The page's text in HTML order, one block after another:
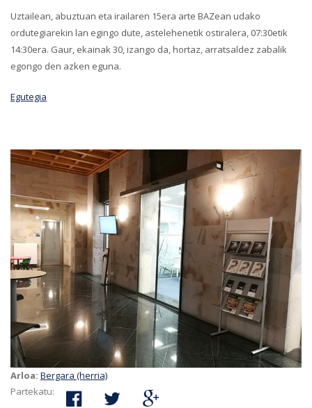
Uztailean, abuztuan eta irailaren 15era arte BAZean udako
ordutegiarekin lan egingo dute, astelehenetik ostiralera, 07:30etik
14:30era. Gaur, ekainak 30, izango da, hortaz, arratsaldez zabalik
egongo den azken eguna.
Egutegia
Arloa: Bergara (herria)
Partekatu: